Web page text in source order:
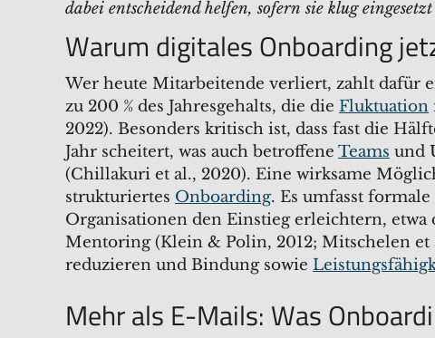
dabei entscheidend helfen, sofern sie klug
Warum digitales Onboarding
Wer heute Mitarbeitende verliert, zahlt dafür
zu 200 % des Jahresgehalts, die die Fluktuation
2022). Besonders kritisch ist, dass fast die
Jahr scheitert, was auch betroffene Teams und
(Chillakuri et al., 2020). Eine wirksame
strukturiertes Onboarding. Es umfasst
Organisationen den Einstieg erleichtern,
Mentoring (Klein & Polin, 2012; Mitschelen et
reduzieren und Bindung sowie
Mehr als E-Mails: Was